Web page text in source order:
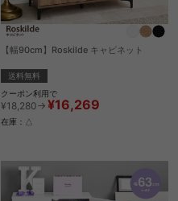
【幅90cm】Roskilde キャビネット
送料無料
クーポン利用で
¥18,280→ ¥16,269
在庫：△